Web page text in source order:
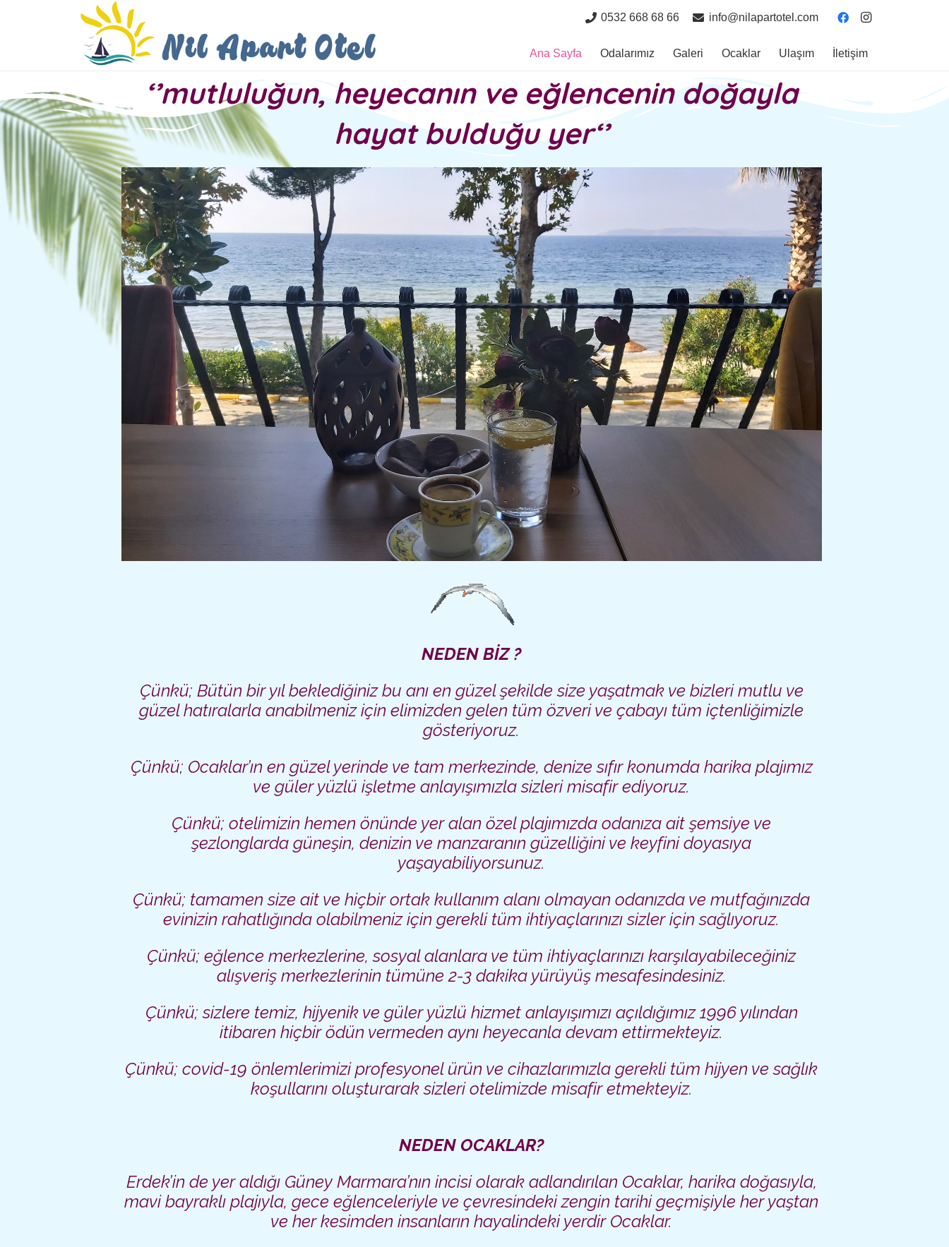
0532 668 68 66 info@nilapartotel.com
Ana Sayfa Odalarımız Galeri Ocaklar Ulaşım İletişim
‘’mutluluğun, heyecanin ve eğlenceni̇n doğayla
hayat bulduğu yer‘’
NEDEN BİZ ?
Çünkü; Bütün bir yıl beklediğiniz bu anı en güzel şekilde size yaşatmak ve bizleri mutlu ve
güzel hatıralarla anabilmeniz için elimizden gelen tüm özveri ve çabayı tüm içtenliğimizle
gösteriyoruz.
Çünkü; Ocaklar’ın en güzel yerinde ve tam merkezinde, denize sıfır konumda harika plajımız
ve güler yüzlü işletme anlayışımızla sizleri misafir ediyoruz.
Çünkü; otelimizin hemen önünde yer alan özel plajımızda odanıza ait şemsiye ve
şezlonglarda güneşin, denizin ve manzaranın güzelliğini ve keyfini doyasıya
yaşayabiliyorsunuz.
Çünkü; tamamen size ait ve hiçbir ortak kullanım alanı olmayan odanızda ve mutfağınızda
evinizin rahatlığında olabilmeniz için gerekli tüm ihtiyaçlarınızı sizler için sağlıyoruz.
Çünkü; eğlence merkezlerine, sosyal alanlara ve tüm ihtiyaçlarınızı karşılayabileceğiniz
alışveriş merkezlerinin tümüne 2-3 dakika yürüyüş mesafesindesiniz.
Çünkü; sizlere temiz, hijyenik ve güler yüzlü hizmet anlayışımızı açıldığımız 1996 yılından
itibaren hiçbir ödün vermeden aynı heyecanla devam ettirmekteyiz.
Çünkü; covid-19 önlemlerimizi profesyonel ürün ve cihazlarımızla gerekli tüm hijyen ve sağlık
koşullarını oluşturarak sizleri otelimizde misafir etmekteyiz.
NEDEN OCAKLAR?
Erdek’in de yer aldığı Güney Marmara’nın incisi olarak adlandırılan Ocaklar, harika doğasıyla,
mavi bayraklı plajıyla, gece eğlenceleriyle ve çevresindeki zengin tarihi geçmişiyle her yaştan
ve her kesimden insanların hayalindeki yerdir Ocaklar.